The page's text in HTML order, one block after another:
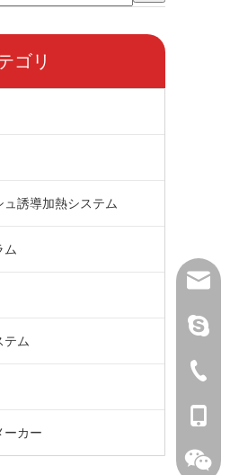
ゴリ
ュ誘導加熱システム
ム
テム
ーカー
ライブ
+ 86-